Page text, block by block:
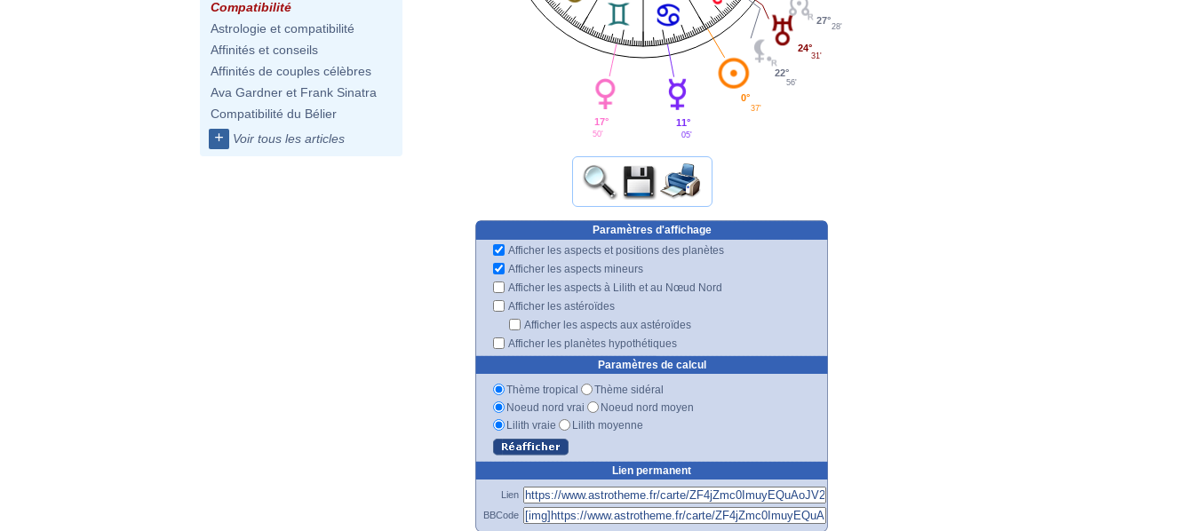
Compatibilité
Astrologie et compatibilité
Affinités et conseils
Affinités de couples célèbres
Ava Gardner et Frank Sinatra
Compatibilité du Bélier
+ Voir tous les articles
17°
50'
11°
05'
0°
37'
22°
56'
24°
31'
27°
28'
Paramètres d'affichage
Afficher les aspects et positions des planètes
Afficher les aspects mineurs
Afficher les aspects à Lilith et au Nœud Nord
Afficher les astéroïdes
Afficher les aspects aux astéroïdes
Afficher les planètes hypothétiques
Paramètres de calcul
Thème tropical
Thème sidéral
Noeud nord vrai
Noeud nord moyen
Lilith vraie
Lilith moyenne
Lien permanent
Lien
BBCode